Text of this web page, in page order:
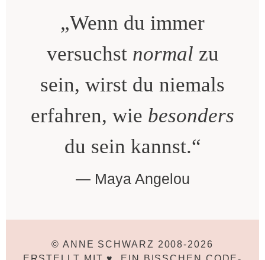
„Wenn du immer
versuchst normal zu
sein, wirst du niemals
erfahren, wie besonders
du sein kannst.“
Maya Angelou
© ANNE SCHWARZ 2008-2026